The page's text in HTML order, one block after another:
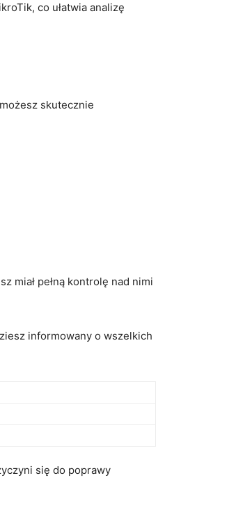
co ⁣ułatwia analizę
skutecznie
miał pełną kontrolę ‌nad nimi
‌informowany o wszelkich
się do ⁤poprawy